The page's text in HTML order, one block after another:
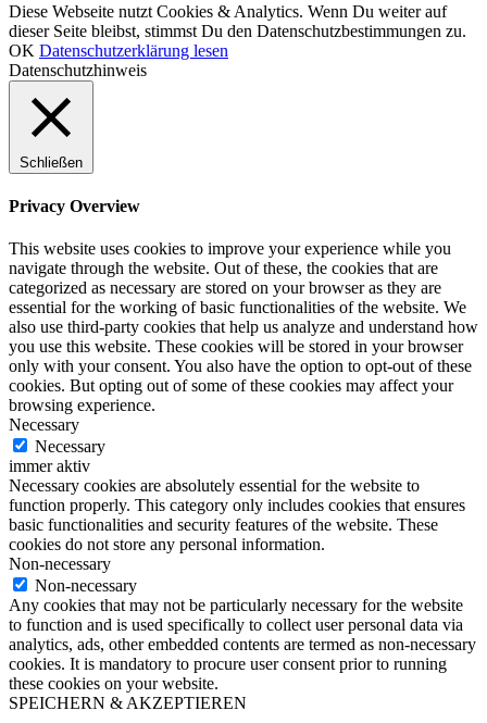
Diese Webseite nutzt Cookies & Analytics. Wenn Du weiter auf
dieser Seite bleibst, stimmst Du den Datenschutzbestimmungen zu.
OK Datenschutzerklärung lesen
Datenschutzhinweis
Schließen
Privacy Overview
This website uses cookies to improve your experience while you
navigate through the website. Out of these, the cookies that are
categorized as necessary are stored on your browser as they are
essential for the working of basic functionalities of the website. We
also use third-party cookies that help us analyze and understand how
you use this website. These cookies will be stored in your browser
only with your consent. You also have the option to opt-out of these
cookies. But opting out of some of these cookies may affect your
browsing experience.
Necessary
Necessary
immer aktiv
Necessary cookies are absolutely essential for the website to
function properly. This category only includes cookies that ensures
basic functionalities and security features of the website. These
cookies do not store any personal information.
Non-necessary
Non-necessary
Any cookies that may not be particularly necessary for the website
to function and is used specifically to collect user personal data via
analytics, ads, other embedded contents are termed as non-necessary
cookies. It is mandatory to procure user consent prior to running
these cookies on your website.
SPEICHERN & AKZEPTIEREN